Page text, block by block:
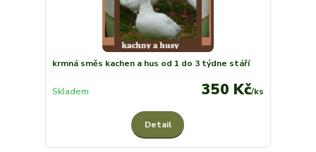
krmná směs kachen a hus od 1 do 3 týdne stáří
350 Kč/ks
Skladem
Detail